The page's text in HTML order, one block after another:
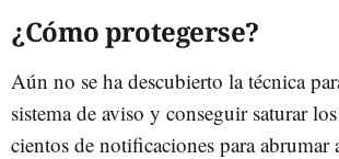
¿Cómo protegerse?
Aún no se ha descubierto la técnica
sistema de aviso y conseguir saturar
cientos de notificaciones para abrumar